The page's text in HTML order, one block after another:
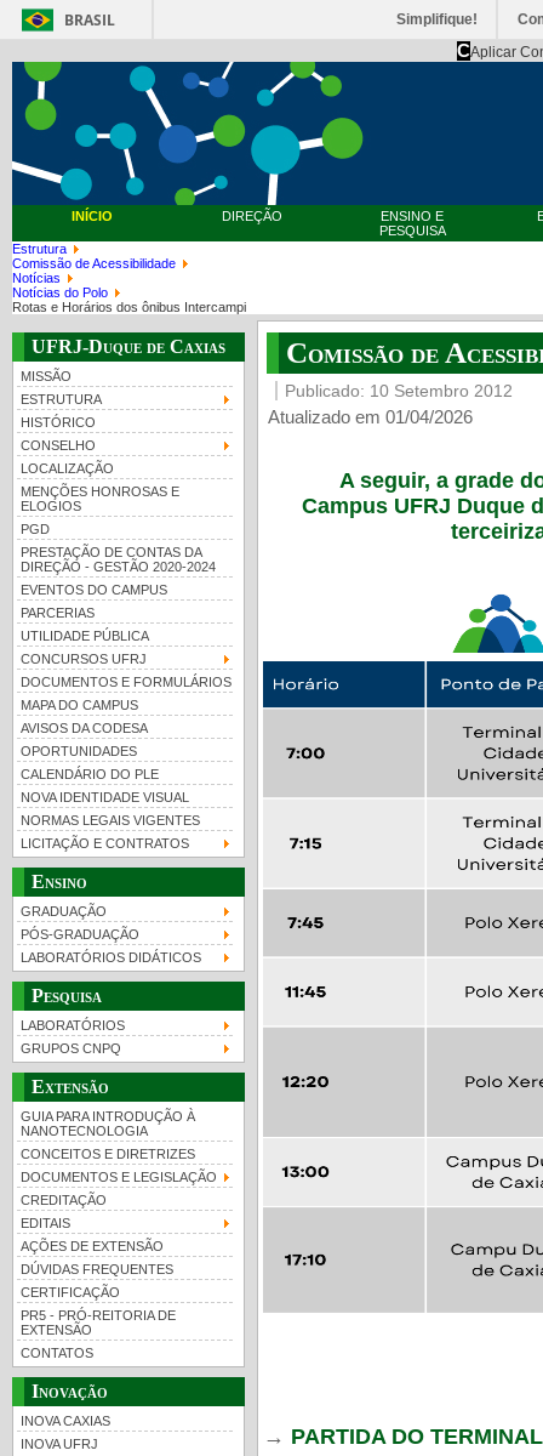
BRASIL Simplifique!
CAplicar
INÍCIO DIREÇÃO
ENSINO E
PESQUISA
Estrutura
Comissão de Acessibilidade
Notícias
Notícias do Polo
Rotas e Horários dos ônibus Intercampi
UFRJ-Duque de Caxias
MISSÃO
ESTRUTURA
HISTÓRICO
CONSELHO
LOCALIZAÇÃO
MENÇÕES HONROSAS E
ELOGIOS
PGD
PRESTAÇÃO DE CONTAS DA
DIREÇÃO - GESTÃO 2020-2024
EVENTOS DO CAMPUS
PARCERIAS
UTILIDADE PÚBLICA
CONCURSOS UFRJ
DOCUMENTOS E FORMULÁRIOS
MAPA DO CAMPUS
AVISOS DA CODESA
OPORTUNIDADES
CALENDÁRIO DO PLE
NOVA IDENTIDADE VISUAL
NORMAS LEGAIS VIGENTES
LICITAÇÃO E CONTRATOS
Ensino
GRADUAÇÃO
PÓS-GRADUAÇÃO
LABORATÓRIOS DIDÁTICOS
Pesquisa
LABORATÓRIOS
GRUPOS CNPQ
Extensão
GUIA PARA INTRODUÇÃO À
NANOTECNOLOGIA
CONCEITOS E DIRETRIZES
DOCUMENTOS E LEGISLAÇÃO
CREDITAÇÃO
EDITAIS
AÇÕES DE EXTENSÃO
DÚVIDAS FREQUENTES
CERTIFICAÇÃO
PR5 - PRÓ-REITORIA DE
EXTENSÃO
CONTATOS
Inovação
INOVA CAXIAS
INOVA UFRJ
Comissão de
Publicado: 10 Setembro 2012
Atualizado em 01/04/2026
A seguir, a grade
Campus UFRJ Duque
→ PARTIDA DO
UFRJ 100 anos